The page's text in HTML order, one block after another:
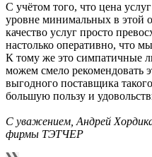
С учётом того, что цена
уровне минимальных в этой
качество услуг просто
настолько оперативно, что
К тому же это симпатичные
можем смело рекомендовать
выгодного поставщика
большую пользу и
C уважением, Андрей
фирмы ТЭТЧЕР